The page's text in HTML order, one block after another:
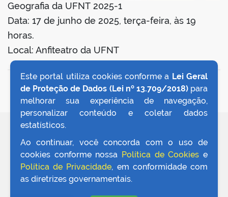
Geografia da UFNT 2025-1
Data: 17 de junho de 2025, terça-feira, às 19
horas.
Local: Anfiteatro da UFNT
VOLTAR AO TOPO
Este portal utiliza cookies conforme a Lei Geral
de Proteção de Dados (Lei nº 13.709/2018)para
melhorar sua experiência de navegação,
personalizar conteúdo e coletar dados
estatísticos.
Ao continuar, você concorda com o uso de
cookies conforme nossa Política de Cookies e
Política de Privacidade, em conformidade com
as diretrizes governamentais.